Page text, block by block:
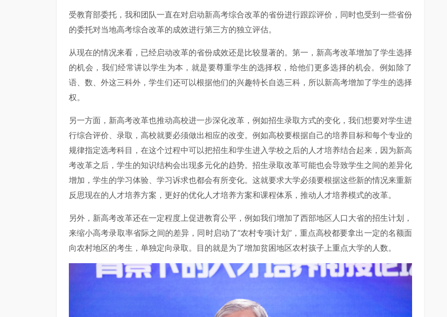
受教育部委托，我和团队一直在对启动新高考综合改革的省份进行跟踪评价，同时也受到一些省份
的委托对当地高考综合改革的成效进行第三方的独立评估。
从现在的情况来看，已经启动改革的省份成效还是比较显著的。第一，新高考改革增加了学生选择
的机会，我们经常讲以学生为本，就是要尊重学生的选择权，给他们更多选择的机会。例如除了
语、数、外这三科外，学生们还可以根据他们的兴趣特长自选三科，所以新高考增加了学生的选择
权。
另一方面，新高考改革也推动高校进一步深化改革，例如招生录取方式的变化，我们想要对学生进
行综合评价、录取，高校就要必须做出相应的改变。例如高校要根据自己的培养目标和每个专业的
规律指定选考科目，在这个过程中可以把招生和学生进入学校之后的人才培养结合起来，因为新高
考改革之后，学生的知识结构会出现多元化的趋势。招生录取改革可能也会导致学生之间的差异化
增加，学生的学习体验、学习诉求也都会有所变化。这就要求大学必须要根据这些新的情况来重新
反思现在的人才培养方案，更好的优化人才培养方案和课程体系，推动人才培养模式的改革。
另外，新高考改革还在一定程度上促进教育公平，例如我们增加了西部地区人口大省的招生计划，
来缩小高考录取率省际之间的差异，同时启动了“农村专项计划”，重点高校都要拿出一定的名额面
向农村地区的考生，单独定向录取。目的就是为了增加贫困地区农村孩子上重点大学的人数。